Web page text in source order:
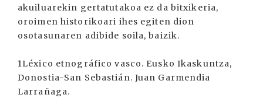
akuiluarekin gertatutakoa ez da bitxikeria,
oroimen historikoari ihes egiten dion
osotasunaren adibide soila, baizik.
1Léxico etnográfico vasco. Eusko Ikaskuntza,
Donostia-San Sebastián. Juan Garmendia
Larrañaga.